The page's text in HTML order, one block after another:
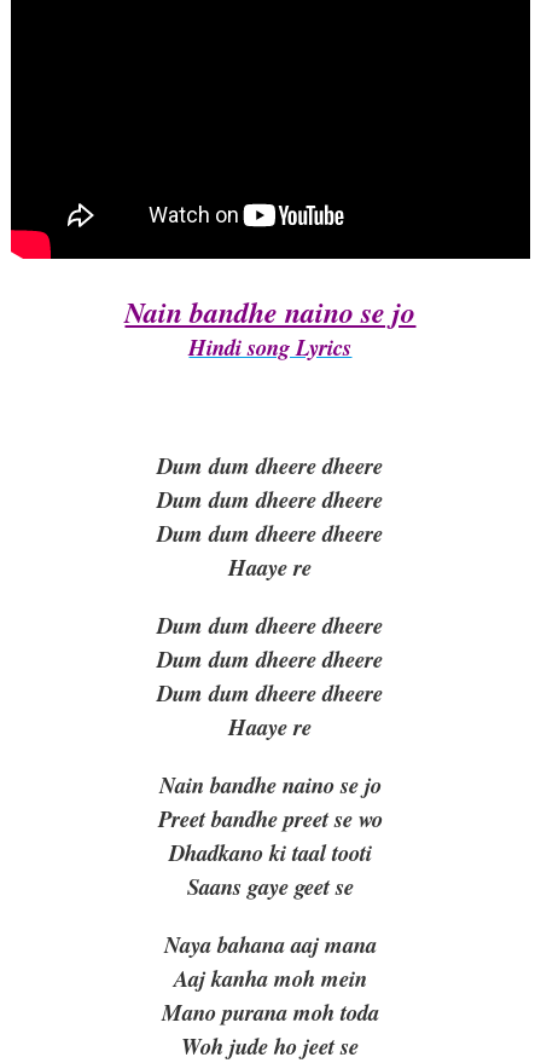
Nain bandhe naino se jo
Hindi song Lyrics
Dum dum dheere dheere
Dum dum dheere dheere
Dum dum dheere dheere
Haaye re
Dum dum dheere dheere
Dum dum dheere dheere
Dum dum dheere dheere
Haaye re
Nain bandhe naino se jo
Preet bandhe preet se wo
Dhadkano ki taal tooti
Saans gaye geet se
Naya bahana aaj mana
Aaj kanha moh mein
Mano purana moh toda
Woh jude ho jeet se